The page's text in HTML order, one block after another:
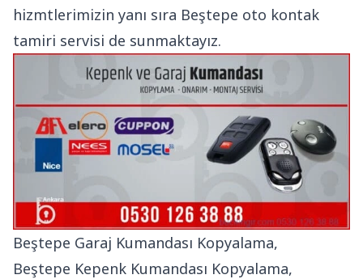
hizmtlerimizin yanı sıra Beştepe oto kontak
tamiri servisi de sunmaktayız.
Beştepe Garaj Kumandası Kopyalama,
Beştepe Kepenk Kumandası Kopyalama,